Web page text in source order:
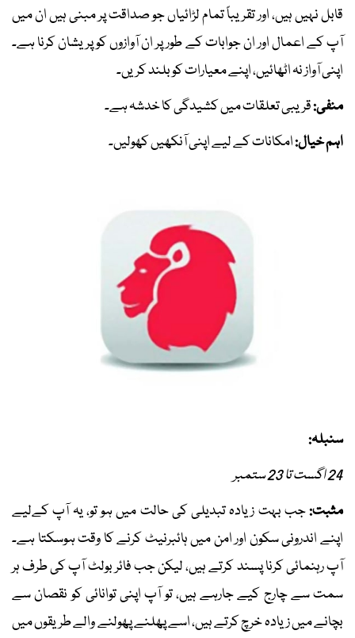
قابل نہیں ہیں، اور تقریباً تمام لڑائیاں جو صداقت پر مبنی ہیں ان میں
آپ کے اعمال اور ان جوابات کے طور پر ان آوازوں کو پریشان کرنا ہے۔
اپنی آواز نہ اٹھائیں، اپنے معیارات کو بلند کریں۔
منفی:قریبی تعلقات میں کشیدگی کا خدشہ ہے۔
اہم خیال:امکانات کے لیے اپنی آنکھیں کھولیں۔
سنبلہ:
24 اگست تا 23 ستمبر
مثبت:جب بہت زیادہ تبدیلی کی حالت میں ہو تو، یہ آپ کےلیے
اپنے اندرونی سکون اور امن میں ہائبرنیٹ کرنے کا وقت ہوسکتا ہے۔
آپ رہنمائی کرنا پسند کرتے ہیں، لیکن جب فائر بولٹ آپ کی طرف ہر
سمت سے چارج کیے جارہے ہیں، تو آپ اپنی توانائی کو نقصان سے
بچانے میں زیادہ خرچ کرتے ہیں، اسے پھلنے پھولنے والے طریقوں میں